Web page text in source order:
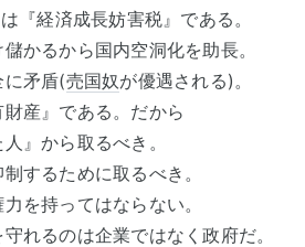
『経済成長妨害税』である。
かるから国内空洞化を助長。
に矛盾(売国奴が優遇される)。
産』である。だから
』から取るべき。
するために取るべき。
を持ってはならない。
れるのは企業ではなく政府だ。